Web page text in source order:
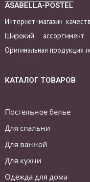
ASABELLA-POSTEL
Интернет-магазин
Широкий
Оригинальная продукция
КАТАЛОГ ТОВАРОВ
Постельное белье
Для спальни
Для ванной
Для кухни
Одежда для дома